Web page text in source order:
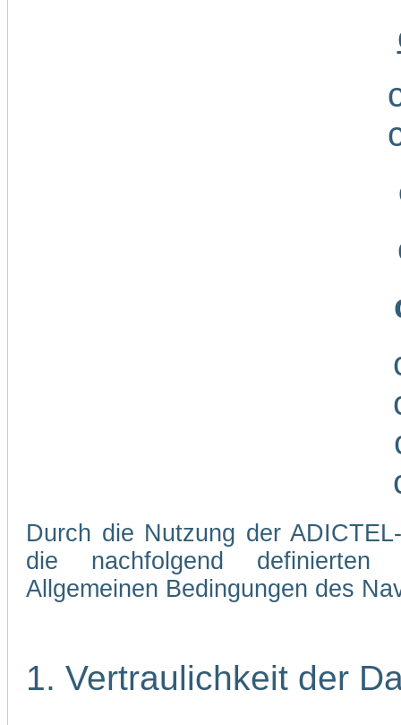
Durch die Nutzung der
die nachfolgend definierten
Allgemeinen Bedingungen des
1. Vertraulichkeit der